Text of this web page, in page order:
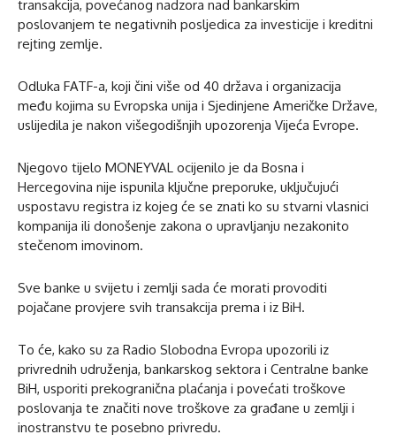
transakcija, povećanog nadzora nad bankarskim
poslovanjem te negativnih posljedica za investicije i kreditni
rejting zemlje.
Odluka FATF-a, koji čini više od 40 država i organizacija
među kojima su Evropska unija i Sjedinjene Američke Države,
uslijedila je nakon višegodišnjih upozorenja Vijeća Evrope.
Njegovo tijelo MONEYVAL ocijenilo je da Bosna i
Hercegovina nije ispunila ključne preporuke, uključujući
uspostavu registra iz kojeg će se znati ko su stvarni vlasnici
kompanija ili donošenje zakona o upravljanju nezakonito
stečenom imovinom.
Sve banke u svijetu i zemlji sada će morati provoditi
pojačane provjere svih transakcija prema i iz BiH.
To će, kako su za Radio Slobodna Evropa upozorili iz
privrednih udruženja, bankarskog sektora i Centralne banke
BiH, usporiti prekogranična plaćanja i povećati troškove
poslovanja te značiti nove troškove za građane u zemlji i
inostranstvu te posebno privredu.